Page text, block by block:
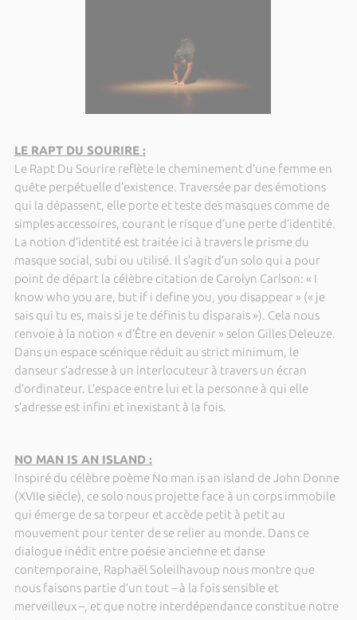
LE RAPT DU SOURIRE :
Le Rapt Du Sourire reflète le cheminement d’une femme en
quête perpétuelle d’existence. Traversée par des émotions
qui la dépassent, elle porte et teste des masques comme de
simples accessoires, courant le risque d’une perte d’identité.
La notion d’identité est traitée ici à travers le prisme du
masque social, subi ou utilisé. Il s’agit d’un solo qui a pour
point de départ la célèbre citation de Carolyn Carlson: « I
know who you are, but if i define you, you disappear » (« je
sais qui tu es, mais si je te définis tu disparais »). Cela nous
renvoie à la notion « d’Être en devenir » selon Gilles Deleuze.
Dans un espace scénique réduit au strict minimum, le
danseur s’adresse à un interlocuteur à travers un écran
d’ordinateur. L’espace entre lui et la personne à qui elle
s’adresse est infini et inexistant à la fois.
NO MAN IS AN ISLAND :
Inspiré du célèbre poème No man is an island de John Donne
(XVIIe siècle), ce solo nous projette face à un corps immobile
qui émerge de sa torpeur et accède petit à petit au
mouvement pour tenter de se relier au monde. Dans ce
dialogue inédit entre poésie ancienne et danse
contemporaine, Raphaël Soleilhavoup nous montre que
nous faisons partie d’un tout – à la fois sensible et
merveilleux –, et que notre interdépendance constitue notre